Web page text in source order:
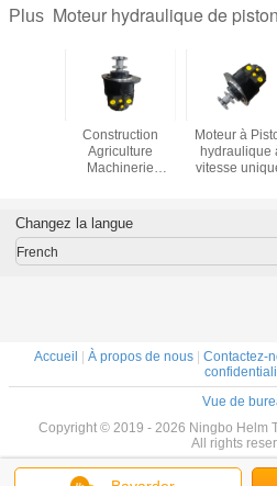
Plus Moteur hydraulique de piston
de
de
charge
Construction
Agriculture
Machinerie
personnalisée
Moteur
Adapté aux
Moteur à
hydraulique
vitesse
équipement
Changez la langue
French
Accueil | À propos de nous| Contactez-
Vue de
Copyright © 2019 - 2026 Ningbo Helm
All rights